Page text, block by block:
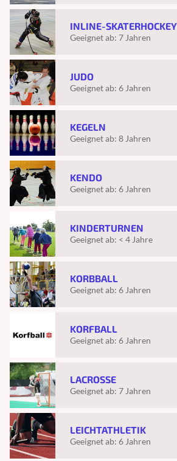
INLINE-SKATERHOCKEY
Geeignet ab: 7 Jahren
JUDO
Geeignet ab: 6 Jahren
KEGELN
Geeignet ab: 8 Jahren
KENDO
Geeignet ab: 6 Jahren
KINDERTURNEN
Geeignet ab: < 4 Jahre
KORBBALL
Geeignet ab: 6 Jahren
KORFBALL
Geeignet ab: 6 Jahren
LACROSSE
Geeignet ab: 7 Jahren
LEICHTATHLETIK
Geeignet ab: 6 Jahren